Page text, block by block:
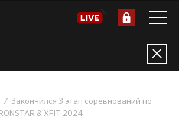
Закончился 3 этап соревнований по
& XFIT 2024